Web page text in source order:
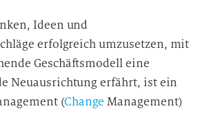
Ideen und
erfolgreich umzusetzen, mit
Geschäftsmodell eine
Neuausrichtung erfährt, ist ein
(Change Management)